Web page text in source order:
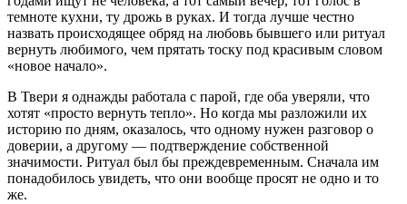
темноте кухни, ту дрожь в руках. И тогда лучше честно
назвать происходящее обряд на любовь бывшего или ритуал
вернуть любимого, чем прятать тоску под красивым словом
«новое начало».
В Твери я однажды работала с парой, где оба уверяли, что
хотят «просто вернуть тепло». Но когда мы разложили их
историю по дням, оказалось, что одному нужен разговор о
доверии, а другому — подтверждение собственной
значимости. Ритуал был бы преждевременным. Сначала им
понадобилось увидеть, что они вообще просят не одно и то
же.